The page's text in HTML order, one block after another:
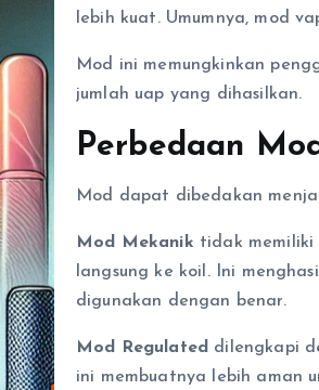
lebih kuat. Umumnya, mod
Mod ini memungkinkan
jumlah uap yang dihasilkan.
Perbedaan
Mod dapat dibedakan
Mod Mekanik tidak memiliki
langsung ke koil. Ini
digunakan dengan benar.
Mod Regulated dilengkapi
ini membuatnya lebih aman